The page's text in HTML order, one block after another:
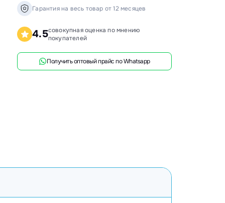
станки
станки
станки
Гарантия на весь товар от 12 месяцев
4.5совокупная оценка по мнению
покупателей
Получить оптовый прайс по Whatsapp